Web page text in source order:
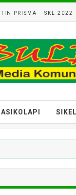
PRISMA SKL 2022
ASIKOLAPI